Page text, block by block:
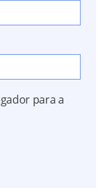
para a